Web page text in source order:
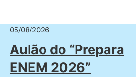
05/08/2026
Aulão do “Prepara
ENEM 2026”